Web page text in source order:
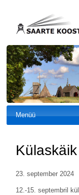
Menüü
23. september 2024
12.-15. septembril